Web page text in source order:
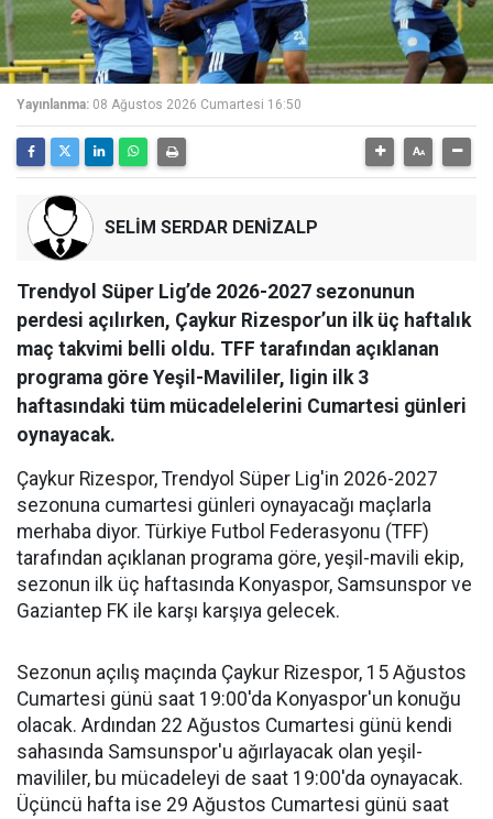
Yayınlanma: 08 Ağustos 2026 Cumartesi 16:50
SELİM SERDAR DENİZALP
Trendyol Süper Lig’de 2026-2027 sezonunun
perdesi açılırken, Çaykur Rizespor’un ilk üç haftalık
maç takvimi belli oldu. TFF tarafından açıklanan
programa göre Yeşil-Mavililer, ligin ilk 3
haftasındaki tüm mücadelelerini Cumartesi günleri
oynayacak.
Çaykur Rizespor, Trendyol Süper Lig'in 2026-2027
sezonuna cumartesi günleri oynayacağı maçlarla
merhaba diyor. Türkiye Futbol Federasyonu (TFF)
tarafından açıklanan programa göre, yeşil-mavili ekip,
sezonun ilk üç haftasında Konyaspor, Samsunspor ve
Gaziantep FK ile karşı karşıya gelecek.
Sezonun açılış maçında Çaykur Rizespor, 15 Ağustos
Cumartesi günü saat 19:00'da Konyaspor'un konuğu
olacak. Ardından 22 Ağustos Cumartesi günü kendi
sahasında Samsunspor'u ağırlayacak olan yeşil-
mavililer, bu mücadeleyi de saat 19:00'da oynayacak.
Üçüncü hafta ise 29 Ağustos Cumartesi günü saat